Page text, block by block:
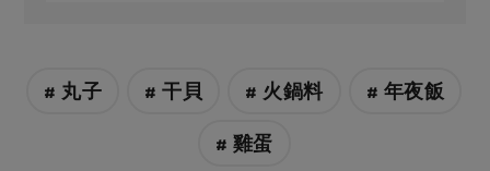
# 丸子 # 干貝 # 火鍋料 # 年夜飯
# 雞蛋